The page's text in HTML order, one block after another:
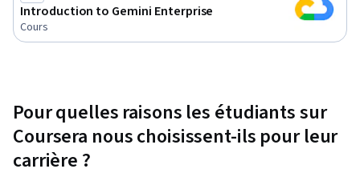
Introduction to Gemini Enterprise
Cours
Pour quelles raisons les étudiants sur
Coursera nous choisissent-ils pour leur
carrière ?